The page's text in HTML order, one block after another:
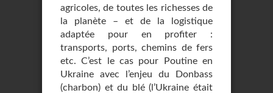
agricoles, de toutes les richesses de
la planète – et de la logistique
adaptée pour en profiter :
transports, ports, chemins de fers
etc. C’est le cas pour Poutine en
Ukraine avec l’enjeu du Donbass
(charbon) et du blé (l’Ukraine était